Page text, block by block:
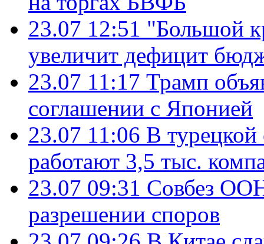
23.07 12:51 "Большой
увеличит дефицит
23.07 11:17 Трамп
соглашении с Японией
23.07 11:06 В
работают 3,5 тыс.
23.07 09:31 Совбез
разрешении споров